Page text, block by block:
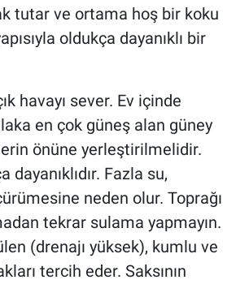
tutar ve ortama hoş bir koku
oldukça dayanıklı bir
havayı sever. Ev içinde
en çok güneş alan güney
önüne yerleştirilmelidir.
dayanıklıdır. Fazla su,
neden olur. Toprağı
tekrar sulama yapmayın.
(drenajı yüksek), kumlu ve
tercih eder. Saksının